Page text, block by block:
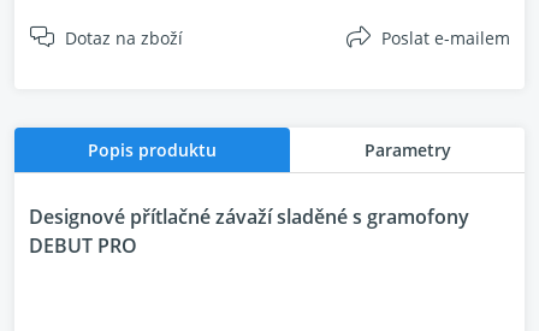
Dotaz na zboží Poslat e-mailem
Popis produktu Parametry
Designové přítlačné závaží sladěné s gramofony
DEBUT PRO